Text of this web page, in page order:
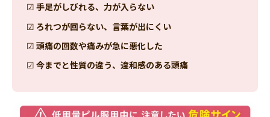
☑ 手足がしびれる、力が入らない
☑ ろれつが回らない、言葉が出にくい
☑ 頭痛の回数や痛みが急に悪化した
☑ 今までと性質の違う、違和感のある頭痛